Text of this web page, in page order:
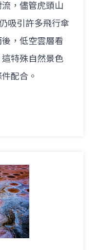
，儘管虎頭山
吸引許多飛行傘
，低空雲層看
特殊自然景色
配合。